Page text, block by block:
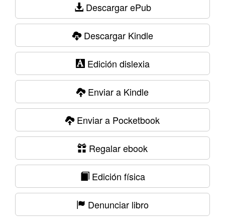
Descargar ePub
Descargar Kindle
Edición dislexia
Enviar a Kindle
Enviar a Pocketbook
Regalar ebook
Edición física
Denunciar libro